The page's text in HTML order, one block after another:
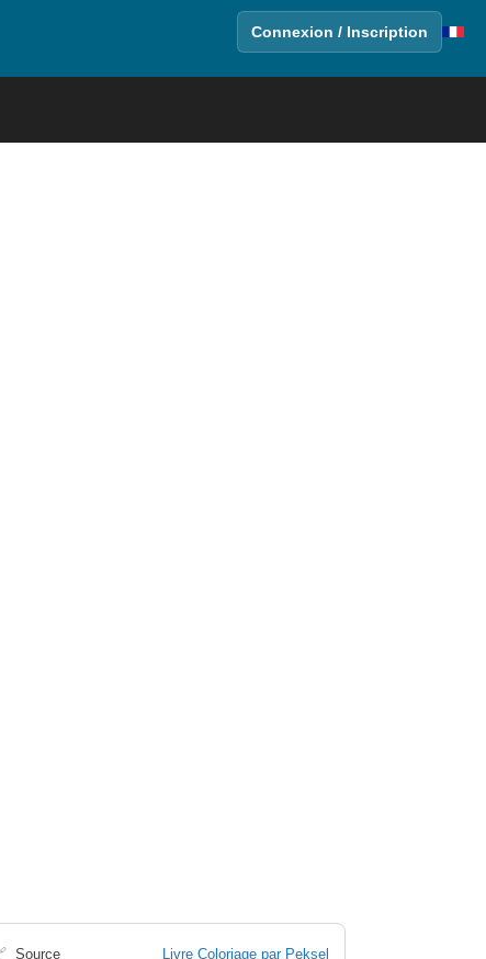
Connexion / Inscription
Source Livre Coloriage par Peksel